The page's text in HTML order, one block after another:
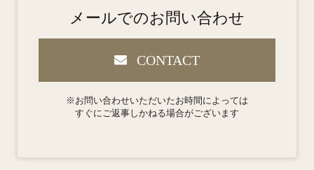
メールでのお問い合わせ
CONTACT
※お問い合わせいただいたお時間によっては
すぐにご返事しかねる場合がございます